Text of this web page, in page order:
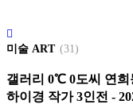
미술 ART (31)
갤러리 0℃ 0도씨 연희
하이경 작가 3인전 -